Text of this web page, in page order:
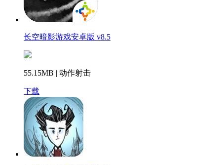
长空暗影游戏安卓版 v8.5
55.15MB | 动作射击
下载